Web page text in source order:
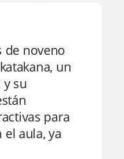
de noveno
un
su
para
aula, ya